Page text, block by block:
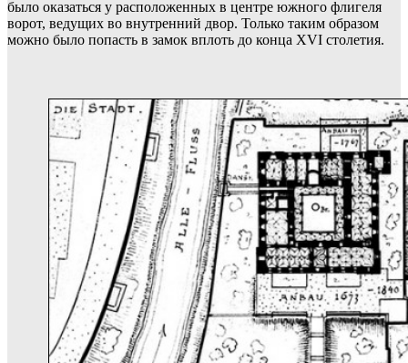
было оказаться у расположенных в центре южного флигеля
ворот, ведущих во внутренний двор. Только таким образом
можно было попасть в замок вплоть до конца XVI столетия.